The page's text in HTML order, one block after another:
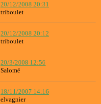
20/12/2008 20:31
triboulet
20/12/2008 20:12
triboulet
20/3/2008 12:56
Salomé
18/11/2007 14:16
elvagnier